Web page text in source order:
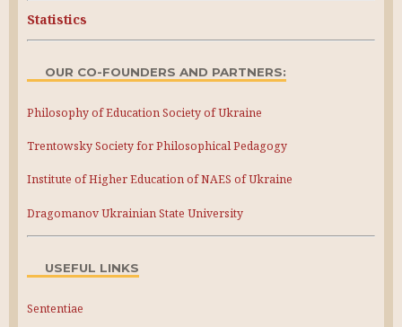
Statistics
OUR CO-FOUNDERS AND PARTNERS:
Philosophy of Education Society of Ukraine
Trentowsky Society for Philosophical Pedagogy
Institute of Higher Education of NAES of Ukraine
Dragomanov Ukrainian State University
USEFUL LINKS
Sententiae